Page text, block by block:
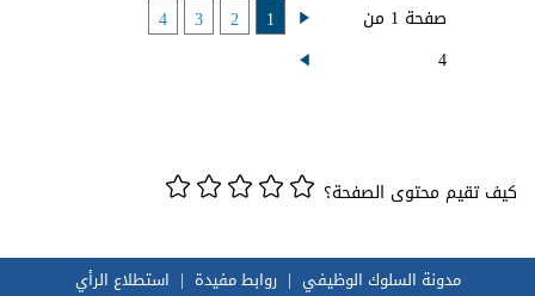
صفحة 1 من
4
1
2
3
4
كيف تقيم محتوى الصفحة؟
مدونة السلوك الوظيفي روابط مفيدة استطلاع الرأي